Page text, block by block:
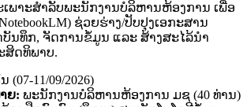
ພາະສຳລັບພະນັກງານບໍລິຫານຫ້ອງການ ເພື່ອ
ຊ່ວຍຮ່າງ/ປັບປຸງເອກະສານ
ນທຶກ, ຈັດການຂໍ້ມູນ ແລະ ສ້າງສະໄລ້ນຳ
ສິດທິພາບ.
(07-11/09/2026)
ຍ: ພະນັກງານບໍລິຫານຫ້ອງການ ມຊ (40 ທ່ານ)